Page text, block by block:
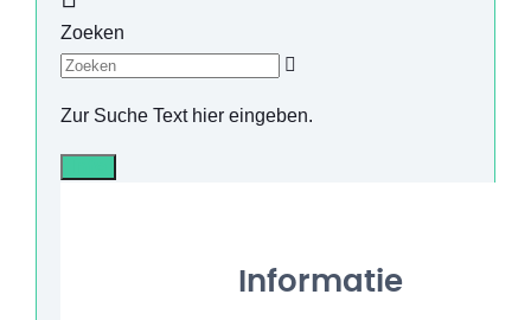
Zoeken
Zur Suche Text hier eingeben.
Informatie